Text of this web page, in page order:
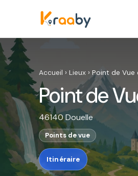
Accueil › Lieux › Point de Vue
Point de
46140 Douelle
Points de vue
Itinéraire